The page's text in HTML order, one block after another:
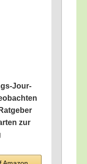
Jour­
zur